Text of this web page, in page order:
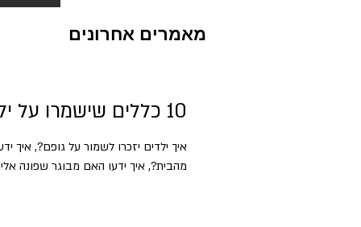
מאמרים אחרונים
10 כללים שישמרו על ילדינו בטוחים ומוגנים
איך ילדים יזכרו לשמור על גופם?, איך
מהבית?, איך ידעו האם מבוגר שפונה